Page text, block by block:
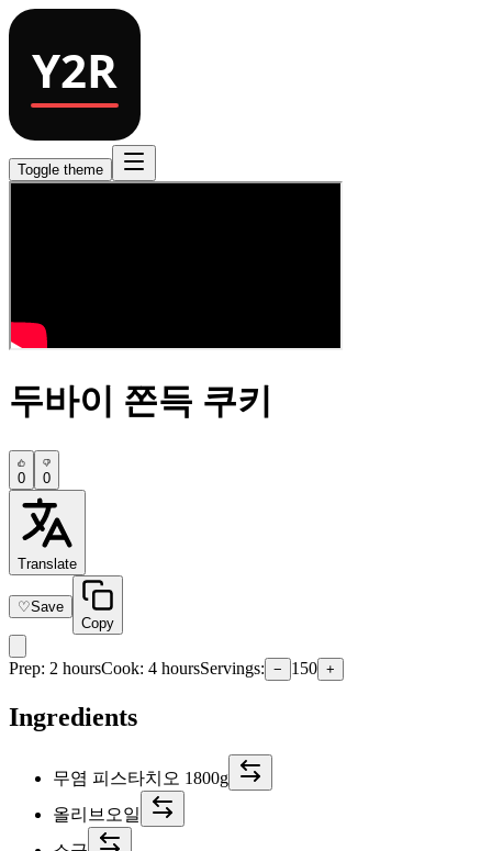
Toggle theme
두바이 쫀득 쿠키
0 0
Translate
♡Save
Copy
Prep: 2 hoursCook: 4 hoursServings: − 150 +
Ingredients
무염 피스타치오 1800g
올리브오일